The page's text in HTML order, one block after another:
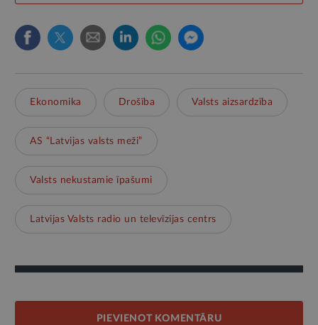
Ekonomika Drošība Valsts aizsardzība
AS “Latvijas valsts meži”
Valsts nekustamie īpašumi
Latvijas Valsts radio un televīzijas centrs
PIEVIENOT KOMENTĀRU